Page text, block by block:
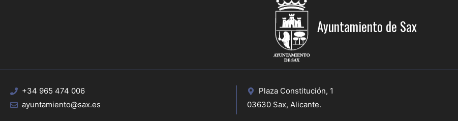
Ayuntamiento de Sax
+34 965 474 006
ayuntamiento@sax.es
Plaza Constitución, 1
03630 Sax, Alicante.